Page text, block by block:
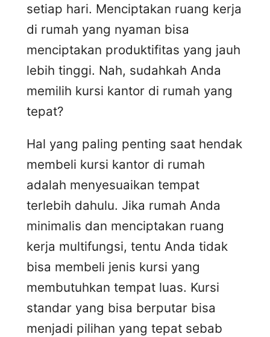
setiap hari. Menciptakan ruang kerja
di rumah yang nyaman bisa
menciptakan produktifitas yang jauh
lebih tinggi. Nah, sudahkah Anda
memilih kursi kantor di rumah yang
tepat?
Hal yang paling penting saat hendak
membeli kursi kantor di rumah
adalah menyesuaikan tempat
terlebih dahulu. Jika rumah Anda
minimalis dan menciptakan ruang
kerja multifungsi, tentu Anda tidak
bisa membeli jenis kursi yang
membutuhkan tempat luas. Kursi
standar yang bisa berputar bisa
menjadi pilihan yang tepat sebab